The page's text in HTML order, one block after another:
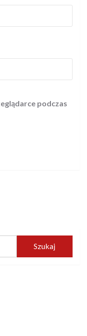
podczas
Szukaj